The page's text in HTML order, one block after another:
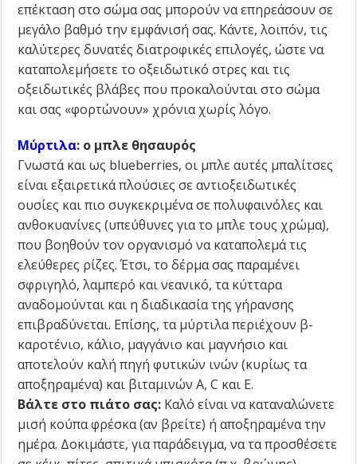
επέκταση στο σώμα σας μπορούν να επηρεάσουν σε
μεγάλο βαθμό την εμφάνισή σας. Κάντε, λοιπόν, τις
καλύτερες δυνατές διατροφικές επιλογές, ώστε να
καταπολεμήσετε το οξειδωτικό στρες και τις
οξειδωτικές βλάβες που προκαλούνται στο σώμα
και σας «φορτώνουν» χρόνια χωρίς λόγο.
Μύρτιλα: ο μπλε θησαυρός
Γνωστά και ως blueberries, οι μπλε αυτές μπαλίτσες
είναι εξαιρετικά πλούσιες σε αντιοξειδωτικές
ουσίες και πιο συγκεκριμένα σε πολυφαινόλες και
ανθοκυανίνες (υπεύθυνες για το μπλε τους χρώμα),
που βοηθούν τον οργανισμό να καταπολεμά τις
ελεύθερες ρίζες. Έτσι, το δέρμα σας παραμένει
σφριγηλό, λαμπερό και νεανικό, τα κύτταρα
αναδομούνται και η διαδικασία της γήρανσης
επιβραδύνεται. Επίσης, τα μύρτιλα περιέχουν β-
καροτένιο, κάλιο, μαγγάνιο και μαγνήσιο και
αποτελούν καλή πηγή φυτικών ινών (κυρίως τα
αποξηραμένα) και βιταμινών Α, C και Ε.
Βάλτε στο πιάτο σας: Καλό είναι να καταναλώνετε
μισή κούπα φρέσκα (αν βρείτε) ή αποξηραμένα την
ημέρα. Δοκιμάστε, για παράδειγμα, να τα προσθέσετε